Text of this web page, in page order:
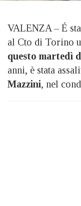
VALENZA – É
al Cto di Torino
questo martedì
anni, è stata
Mazzini, nel